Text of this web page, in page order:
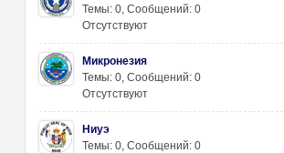
Темы: 0, Сообщений: 0
Отсутствуют
Микронезия
Темы: 0, Сообщений: 0
Отсутствуют
Ниуэ
Темы: 0, Сообщений: 0